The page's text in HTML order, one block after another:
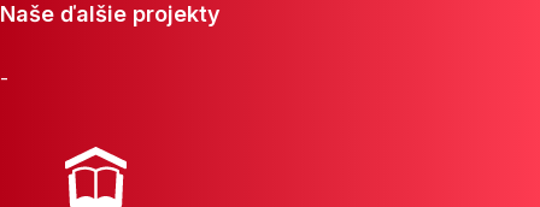
Naše ďalšie projekty
-